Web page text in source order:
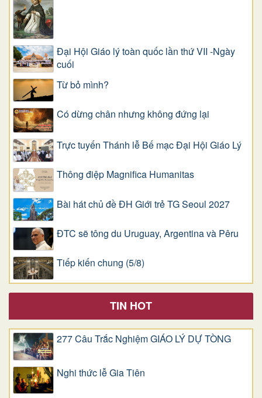
Đại Hội Giáo lý toàn quốc lần thứ VII -Ngày
cuối
Từ bỏ mình?
Có dừng chân nhưng không đứng lại
Trực tuyến Thánh lễ Bế mạc Đại Hội Giáo Lý
Thông điệp Magnifica Humanitas
Bài hát chủ đề ĐH Giới trẻ TG Seoul 2027
ĐTC sẽ tông du Uruguay, Argentina và Pêru
Tiếp kiến chung (5/8)
TIN HOT
277 Câu Trắc Nghiệm GIÁO LÝ DỰ TÒNG
Nghi thức lễ Gia Tiên